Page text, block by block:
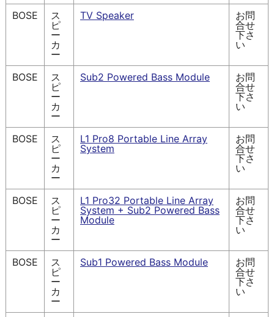
BOSE
ス
ピ
ー
カ
ー
TV Speaker
お問
合せ
下さ
い
BOSE
ス
ピ
ー
カ
ー
Sub2 Powered Bass Module
お問
合せ
下さ
い
BOSE
ス
ピ
ー
カ
ー
L1 Pro8 Portable Line Array
System
お問
合せ
下さ
い
BOSE
ス
ピ
ー
カ
ー
L1 Pro32 Portable Line Array
System + Sub2 Powered Bass
Module
お問
合せ
下さ
い
BOSE
ス
ピ
ー
カ
ー
Sub1 Powered Bass Module
お問
合せ
下さ
い